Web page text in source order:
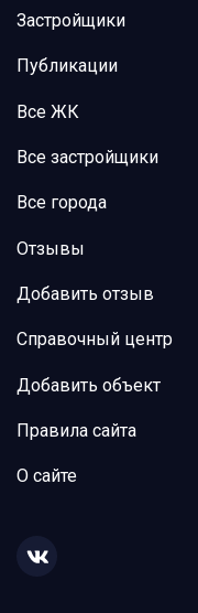
Застройщики
Публикации
Все ЖК
Все застройщики
Все города
Отзывы
Добавить отзыв
Справочный центр
Добавить объект
Правила сайта
О сайте